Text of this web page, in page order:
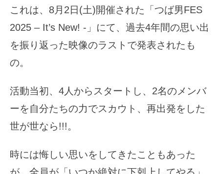
これは、8月2日(土)開催された「つば男FES
2025 – It’s New! -」にて、過去4年間の思い出
を振り返った映像のラストで発表されたも
の。
活動当初、4人からスタートし、2名のメンバ
ーを自分たちの力でスカウト、再出発をした
世が世なら!!!。
時には悔しい思いをしてきたこともあった